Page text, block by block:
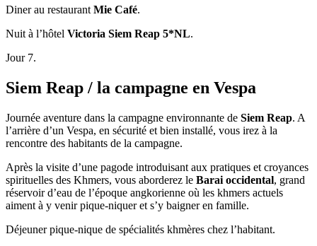
Diner au restaurant Mie Café.
Nuit à l’hôtel Victoria Siem Reap 5*NL.
Jour 7.
Siem Reap / la campagne en Vespa
Journée aventure dans la campagne environnante de Siem Reap. A
l’arrière d’un Vespa, en sécurité et bien installé, vous irez à la
rencontre des habitants de la campagne.
Après la visite d’une pagode introduisant aux pratiques et croyances
spirituelles des Khmers, vous aborderez le Barai occidental, grand
réservoir d’eau de l’époque angkorienne où les khmers actuels
aiment à y venir pique-niquer et s’y baigner en famille.
Déjeuner pique-nique de spécialités khmères chez l’habitant.